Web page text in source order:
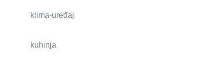
klima-uređaj
kuhinja